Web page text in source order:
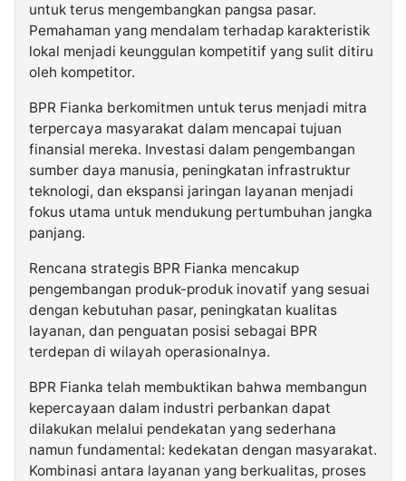
untuk terus mengembangkan pangsa pasar.
Pemahaman yang mendalam terhadap karakteristik
lokal menjadi keunggulan kompetitif yang sulit ditiru
oleh kompetitor.
BPR Fianka berkomitmen untuk terus menjadi mitra
terpercaya masyarakat dalam mencapai tujuan
finansial mereka. Investasi dalam pengembangan
sumber daya manusia, peningkatan infrastruktur
teknologi, dan ekspansi jaringan layanan menjadi
fokus utama untuk mendukung pertumbuhan jangka
panjang.
Rencana strategis BPR Fianka mencakup
pengembangan produk-produk inovatif yang sesuai
dengan kebutuhan pasar, peningkatan kualitas
layanan, dan penguatan posisi sebagai BPR
terdepan di wilayah operasionalnya.
BPR Fianka telah membuktikan bahwa membangun
kepercayaan dalam industri perbankan dapat
dilakukan melalui pendekatan yang sederhana
namun fundamental: kedekatan dengan masyarakat.
Kombinasi antara layanan yang berkualitas, proses